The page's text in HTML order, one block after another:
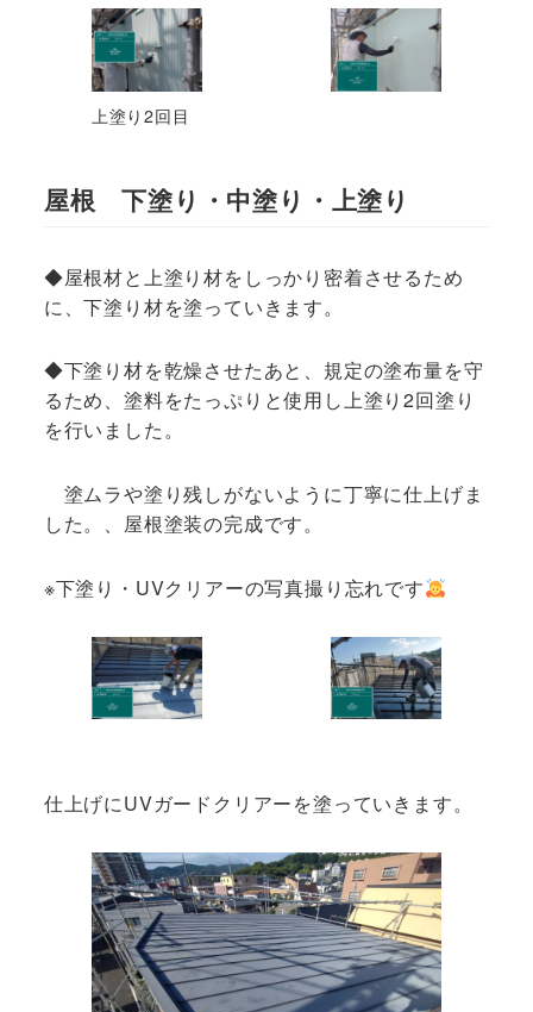
上塗り2回目
屋根 下塗り・中塗り・上塗り
◆屋根材と上塗り材をしっかり密着させるため
に、下塗り材を塗っていきます。
◆下塗り材を乾燥させたあと、規定の塗布量を守
るため、塗料をたっぷりと使用し上塗り2回塗り
を行いました。
塗ムラや塗り残しがないように丁寧に仕上げま
した。、屋根塗装の完成です。
※下塗り・UVクリアーの写真撮り忘れです
仕上げにUVガードクリアーを塗っていきます。